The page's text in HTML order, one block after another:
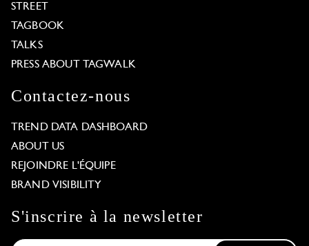
STREET
TAGBOOK
TALKS
PRESS ABOUT TAGWALK
Contactez-nous
TREND DATA DASHBOARD
ABOUT US
REJOINDRE L'ÉQUIPE
BRAND VISIBILITY
S'inscrire à la newsletter